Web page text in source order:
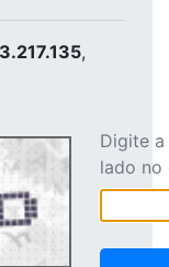
,
Digite
lado no